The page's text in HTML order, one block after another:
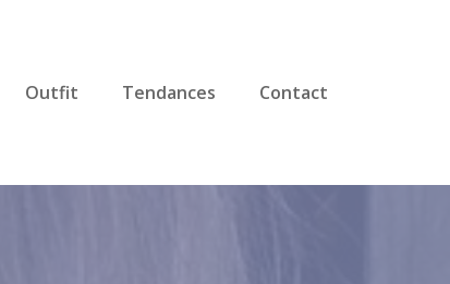
Outfit Tendances Contact